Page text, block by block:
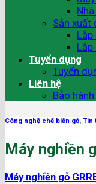
Sản xuất
Lắp
Lắp
Tuyển dụng
Tuyển
Liên hệ
Bảo hành
Công nghệ chế biến gỗ, Tin
Máy nghiền
Máy nghiền gỗ